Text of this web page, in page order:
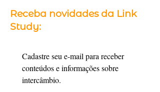
Receba novidades da Link
Study:
Cadastre seu e-mail para receber
conteúdos e informações sobre
intercâmbio.